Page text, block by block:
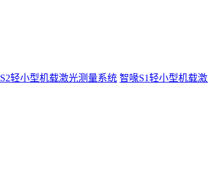
S2轻小型机载激光测量系统 智喙S1轻小型机载